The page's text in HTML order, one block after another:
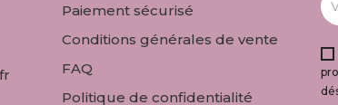
Paiement sécurisé
Conditions générales de vente
FAQ
Politique de confidentialité